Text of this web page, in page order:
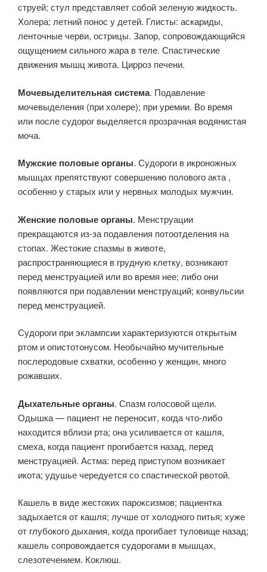
струей; стул представляет собой зеленую жидкость.
Холера; летний понос у детей. Глисты: аскариды,
ленточные черви, острицы. Запор, сопровождающийся
ощущением сильного жара в теле. Спастические
движения мышц живота. Цирроз печени.
Мочевыделительная система. Подавление
мочевыделения (при холере); при уремии. Во время
или после судорог выделяется прозрачная водянистая
моча.
Мужские половые органы. Судороги в икроножных
мышцах препятствуют совершению полового акта ,
особенно у старых или у нервных молодых мужчин.
Женские половые органы. Менструации
прекращаются из-за подавления потоотделения на
стопах. Жестокие спазмы в животе,
распространяющиеся в грудную клетку, возникают
перед менструацией или во время нее; либо они
появляются при подавлении менструаций; конвульсии
перед менструацией.
Судороги при эклампсии характеризуются открытым
ртом и опистотонусом. Необычайно мучительные
послеродовые схватки, особенно у женщин, много
рожавших.
Дыхательные органы. Спазм голосовой щели.
Одышка — пациент не переносит, когда что-либо
находится вблизи рта; она усиливается от кашля,
смеха, когда пациент прогибается назад, перед
менструацией. Астма: перед приступом возникает
икота; удушье чередуется со спастической рвотой.
Кашель в виде жестоких пароксизмов; пациентка
задыхается от кашля; лучше от холодного питья; хуже
от глубокого дыхания, когда прогибает туловище назад;
кашель сопровождается судорогами в мышцах,
слезотечением. Коклюш.